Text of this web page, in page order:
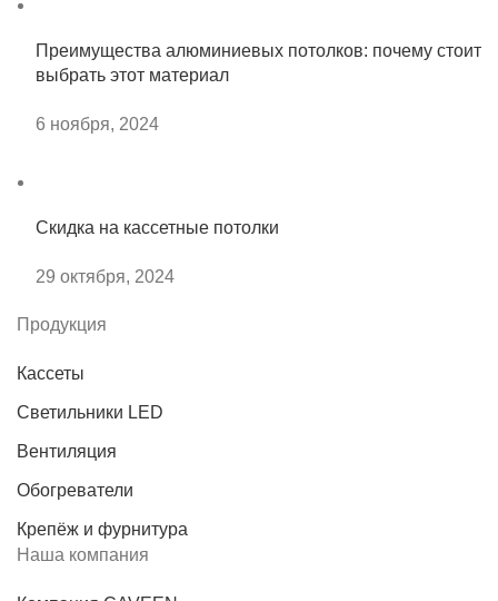
Преимущества алюминиевых потолков: почему стоит
выбрать этот материал
6 ноября, 2024
Скидка на кассетные потолки
29 октября, 2024
Продукция
Кассеты
Светильники LED
Вентиляция
Обогреватели
Крепёж и фурнитура
Наша компания